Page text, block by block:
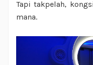
Tapi takpelah,
mana.